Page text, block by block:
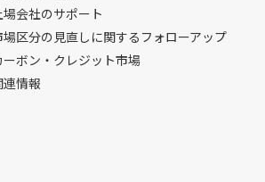
場会社のサポート
場区分の見直しに関するフォローアップ
ーボン・クレジット市場
連情報